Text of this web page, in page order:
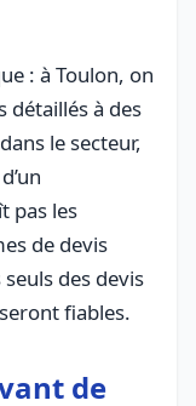
: à Toulon, on
détaillés à des
le secteur,
pas les
de devis
des devis
fiables.
de